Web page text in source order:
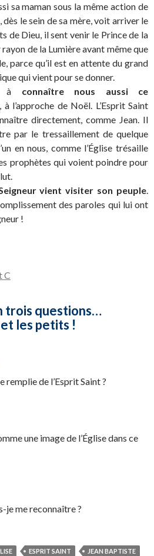
sa maman sous la même action de
dès le sein de sa mère, voit arriver le
de Dieu, il sent venir le Prince de la
de la Lumière avant même que
parce qu’il est en attente du grand
qui vient pour se donner.
à connaître nous aussi ce
, à l’approche de Noël. L’Esprit Saint
directement, comme Jean. Il
par le tressaillement de quelque
en nous, comme l’Église trésaille
prophètes qui voient poindre pour
vient visiter son peuple.
des paroles qui lui ont
!
C
trois questions…
les petits !
de l’Esprit Saint ?
une image de l’Église dans ce
je me reconnaître ?
ESPRIT SAINT
JEAN BAPTISTE